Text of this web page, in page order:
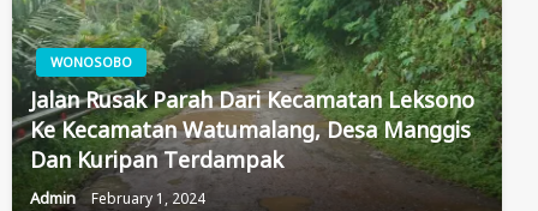
WONOSOBO
Jalan Rusak Parah Dari Kecamatan Leksono
Ke Kecamatan Watumalang, Desa Manggis
Dan Kuripan Terdampak
Admin February 1, 2024